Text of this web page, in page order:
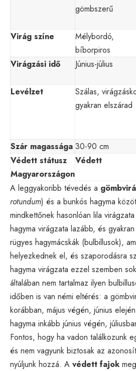
gömbszerű
Virág színe
Mélybordó,
bíborpiros
Virágzási idő
Június-július
Levélzet
Szálas,
gyakran elszárad
Szár magassága 30-90 cm
Védett státusz
Magyarországon
Védett
A leggyakoribb tévedés a
rotundum) és a bunkós hagyma
mindkettőnek hasonlóan lila
hagyma virágzata lazább, és
rügyes hagymácskák (bulbillusok),
helyezkednek el, és szaporodásra
hagyma virágzata ezzel szemben
általában nem tartalmaz ilyen
időben is van némi eltérés: a
korábban, május végén, június
hagyma inkább június végén,
Fontos, hogy ha vadon találkozunk
és nem vagyunk biztosak az
nyúljunk hozzá. A védett fajok